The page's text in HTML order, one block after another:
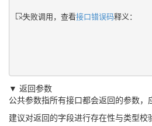
失败调用，查看接口错误码释义：
▼ 返回参数
公共参数指所有接口都会返回的参数，
建议对返回的字段进行存在性与类型校